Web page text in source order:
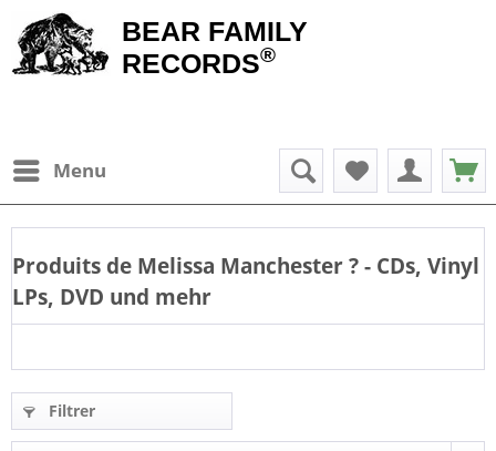
BEAR FAMILY
RECORDS®
Menu
Produits de Melissa Manchester? - CDs, Vinyl
LPs, DVD und mehr
Filtrer